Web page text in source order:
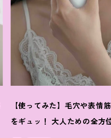
【使ってみた】毛穴や表情
をギュッ ！ 大人ための全方